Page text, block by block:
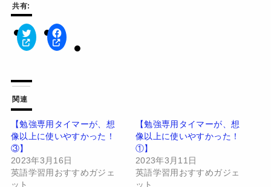
共有:
ク
リ
て
T
w
i
t
t
e
r
で
共
有
(
新
し
F
a
有
す
る
ク
リ
ッ
関連
【勉強専用タイマーが、想
像以上に使いやすかった！
③】
2023年3月16日
英語学習用おすすめガジェ
ット
【勉強専用タイマーが、想
像以上に使いやすかった！
①】
2023年3月11日
英語学習用おすすめガジェ
ット